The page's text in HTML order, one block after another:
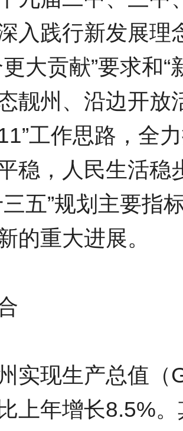
入践行新发展理
更大贡献”要求和
靓州、沿边开放
工作思路，全
稳，人民生活稳
三五”规划主要指
的重大进展。
实现生产总值（
上年增长8.5%